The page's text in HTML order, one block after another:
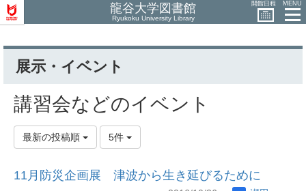
龍谷大学図書館
Ryukoku University Library
開館日程 MENU
展示・イベント
講習会などのイベント
最新の投稿順 5件
11月防災企画展 津波から生き延びるために